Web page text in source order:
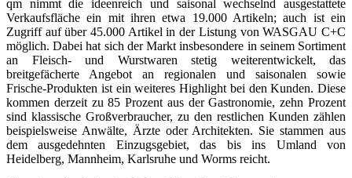
qm nimmt die ideenreich und saisonal wechselnd ausgestattete
Verkaufsfläche ein mit ihren etwa 19.000 Artikeln; auch ist ein
Zugriff auf über 45.000 Artikel in der Listung von WASGAU C+C
möglich. Dabei hat sich der Markt insbesondere in seinem Sortiment
an Fleisch- und Wurstwaren stetig weiterentwickelt, das
breitgefächerte Angebot an regionalen und saisonalen sowie
Frische-Produkten ist ein weiteres Highlight bei den Kunden. Diese
kommen derzeit zu 85 Prozent aus der Gastronomie, zehn Prozent
sind klassische Großverbraucher, zu den restlichen Kunden zählen
beispielsweise Anwälte, Ärzte oder Architekten. Sie stammen aus
dem ausgedehn­ten Einzugsgebiet, das bis ins Umland von
Heidelberg, Mannheim, Karlsruhe und Worms reicht.